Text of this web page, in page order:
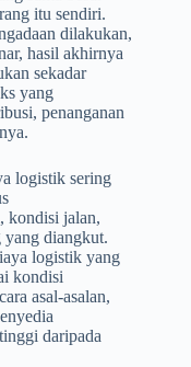
itu sendiri.
dilakukan,
hasil akhirnya
sekadar
yang
penanganan
logistik sering
kondisi jalan,
yang diangkut.
logistik yang
kondisi
asal-asalan,
daripada